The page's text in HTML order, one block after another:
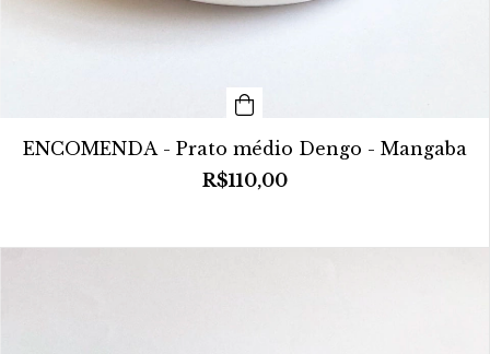
ENCOMENDA - Prato médio Dengo - Mangaba
R$110,00